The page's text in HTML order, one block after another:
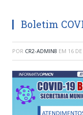
Boletim
POR CR2-ADMIN8 EM 16